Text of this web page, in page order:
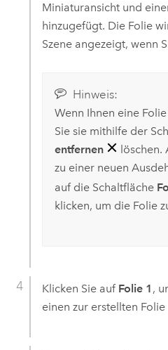
Miniaturansicht und
hinzugefügt. Die Folie
Szene angezeigt, wenn
Hinweis:
Wenn Ihnen eine
Sie sie mithilfe der
entfernen
löschen.
zu einer neuen
auf die Schaltfläche
klicken, um die Folie
Klicken Sie auf Folie 1 ,
einen zur erstellten